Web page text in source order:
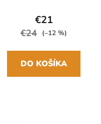
€21
€24 (–12 %)
DO KOŠÍKA